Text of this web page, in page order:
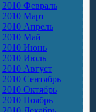
2010 Февраль
2010 Март
2010 Апрель
2010 Май
2010 Июнь
2010 Июль
2010 Август
2010 Сентябрь
2010 Октябрь
2010 Ноябрь